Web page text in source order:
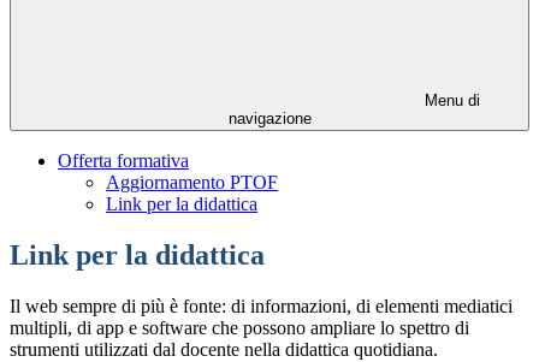
Menu di
navigazione
Offerta formativa
Aggiornamento PTOF
Link per la didattica
Link per la didattica
Il web sempre di più è fonte: di informazioni, di elementi mediatici
multipli, di app e software che possono ampliare lo spettro di
strumenti utilizzati dal docente nella didattica quotidiana.